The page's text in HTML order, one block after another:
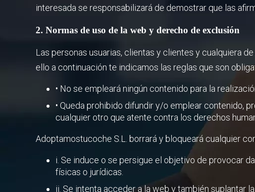
interesada se responsabilizará de demostrar que las
2. Normas de uso de la web y derecho de exclusión
Las personas usuarias, clientas y clientes y cualquiera
ello a continuación te indicamos las reglas que son
• No se empleará ningún contenido para la
• Queda prohibido difundir y/o emplear contenido,
cualquier otro que atente contra los derechos
Adoptamostucoche S.L. borrará y bloqueará cualquier
i. Se induce o se persigue el objetivo de provocar
físicas o jurídicas.
ii. Se intenta acceder a la web y también suplantar